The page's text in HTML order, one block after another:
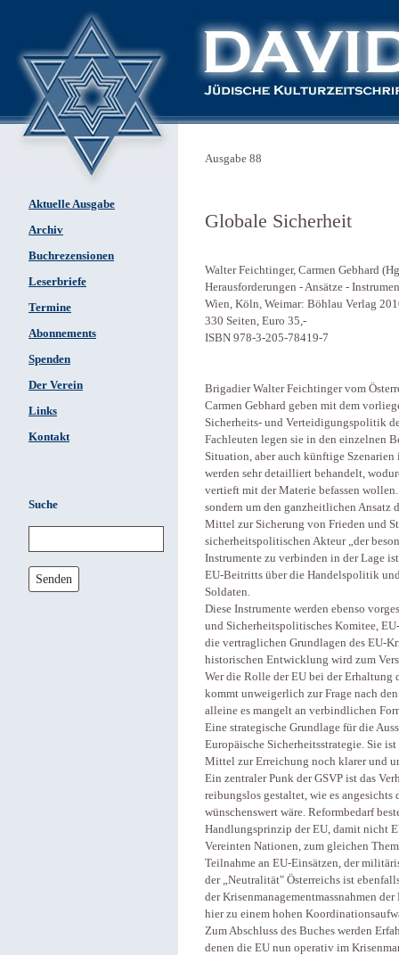
Aktuelle Ausgabe
Archiv
Buchrezensionen
Leserbriefe
Termine
Abonnements
Spenden
Der Verein
Links
Kontakt
Suche
Senden
Ausgabe 88
Globale Sicherheit
Walter Feichtinger, Carmen Gebhard
Herausforderungen - Ansätze -
Wien, Köln, Weimar: Böhlau Verlag
330 Seiten, Euro 35,-
ISBN 978-3-205-78419-7
Brigadier Walter Feichtinger vom
Carmen Gebhard geben mit dem
Sicherheits- und Verteidigungspolitik
Fachleuten legen sie in den einzelnen
Situation, aber auch künftige Szenarien
werden sehr detailliert behandelt,
vertieft mit der Materie befassen
sondern um den ganzheitlichen
Mittel zur Sicherung von Frieden und
sicherheitspolitischen Akteur „der
Instrumente zu verbinden in der Lage
EU-Beitritts über die Handelspolitik
Soldaten.
Diese Instrumente werden ebenso
und Sicherheitspolitisches Komitee,
die vertraglichen Grundlagen des EU-
historischen Entwicklung wird zum
Wer die Rolle der EU bei der
kommt unweigerlich zur Frage nach
alleine es mangelt an verbindlichen
Eine strategische Grundlage für die
Europäische Sicherheitsstrategie. Sie
Mittel zur Erreichung noch klarer und
Ein zentraler Punk der GSVP ist das
reibungslos gestaltet, wie es
wünschenswert wäre. Reformbedarf
Handlungsprinzip der EU, damit nicht
Vereinten Nationen, zum gleichen
Teilnahme an EU-Einsätzen, der
der „Neutralität" Österreichs ist
der Krisenmanagementmassnahmen
hier zu einem hohen
Zum Abschluss des Buches werden
denen die EU nun operativ im